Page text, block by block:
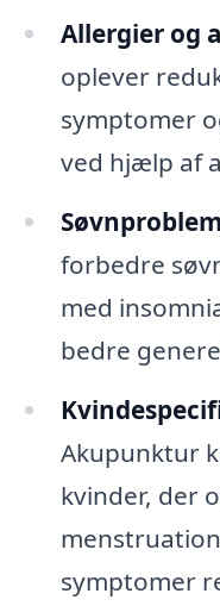
Allergier og
oplever
symptomer
ved hjælp af
forbedre
med
bedre
Akupunktur
kvinder, der
symptomer